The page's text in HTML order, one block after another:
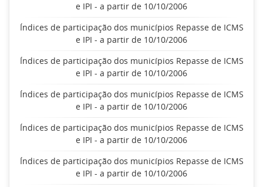
e IPI - a partir de 10/10/2006
Índices de participação dos municípios Repasse de ICMS
e IPI - a partir de 10/10/2006
Índices de participação dos municípios Repasse de ICMS
e IPI - a partir de 10/10/2006
Índices de participação dos municípios Repasse de ICMS
e IPI - a partir de 10/10/2006
Índices de participação dos municípios Repasse de ICMS
e IPI - a partir de 10/10/2006
Índices de participação dos municípios Repasse de ICMS
e IPI - a partir de 10/10/2006